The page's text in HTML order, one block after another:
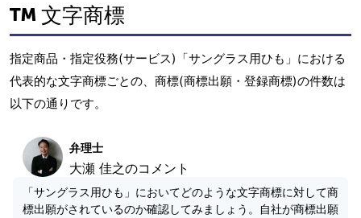
文字商標
指定商品・指定役務(サービス)「サングラス用ひも」における
代表的な文字商標ごとの、商標(商標出願・登録商標)の件数は
以下の通りです。
弁理士
大瀬 佳之のコメント
「サングラス用ひも」においてどのような文字商標に対して商
標出願がされているのか確認してみましょう。自社が商標出願